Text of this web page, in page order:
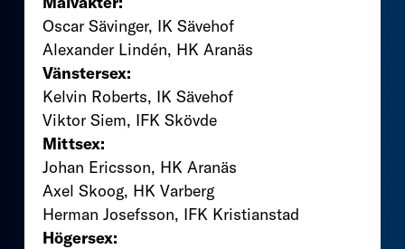
Oscar Sävinger, IK Sävehof
Alexander Lindén, HK Aranäs
Vänstersex:
Kelvin Roberts, IK Sävehof
Viktor Siem, IFK Skövde
Mittsex:
Johan Ericsson, HK Aranäs
Axel Skoog, HK Varberg
Herman Josefsson, IFK Kristianstad
Högersex: